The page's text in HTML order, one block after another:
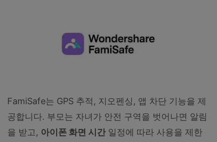
FamiSafe는 GPS 추적, 지오펜싱, 앱 차단 기능을 제
공합니다. 부모는 자녀가 안전 구역을 벗어나면 알림
을 받고, 아이폰 화면 시간일정에 따라 사용을 제한